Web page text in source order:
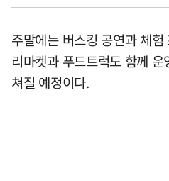
주말에는 버스킹 공연과 체
리마켓과 푸드트럭도 함께
쳐질 예정이다.